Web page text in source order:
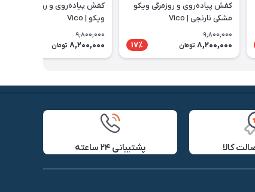
کفش پیاده‌روی و روزمرگی ویکو
مشکی نارنجی | Vico
9,800,000
8,200,000 تومان 17٪
کفش پیاده‌روی و روزمرگی کرم
ویکو | Vico
9,800,000
8,200,000 تومان
کالا پشتیبانی ۲۴ ساعته